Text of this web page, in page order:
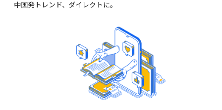
中国発トレンド、ダイレクトに。